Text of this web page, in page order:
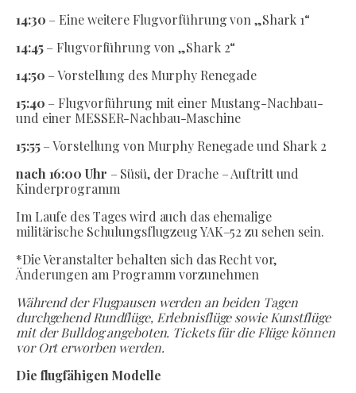
14:30 – Eine weitere Flugvorführung von „Shark 1“
14:45– Flugvorführung von „Shark 2“
14:50 – Vorstellung des Murphy Renegade
15:40 – Flugvorführung mit einer Mustang-Nachbau-
und einer MESSER-Nachbau-Maschine
15:55– Vorstellung von Murphy Renegade und Shark 2
nach 16:00 Uhr – Süsü, der Drache – Auftritt und
Kinderprogramm
Im Laufe des Tages wird auch das ehemalige
militärische Schulungsflugzeug YAK–52 zu sehen sein.
*Die Veranstalter behalten sich das Recht vor,
Änderungen am Programm vorzunehmen
Während der Flugpausen werden an beiden Tagen
durchgehend Rundflüge, Erlebnisflüge sowie Kunstflüge
mit der Bulldog angeboten. Tickets für die Flüge können
vor Ort erworben werden.
Die flugfähigen Modelle